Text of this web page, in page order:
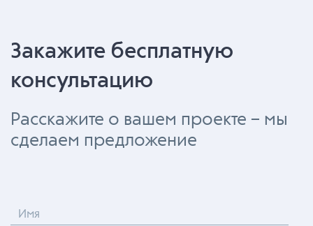
Закажите бесплатную
консультацию
Расскажите о вашем проекте – мы
сделаем предложение
Имя